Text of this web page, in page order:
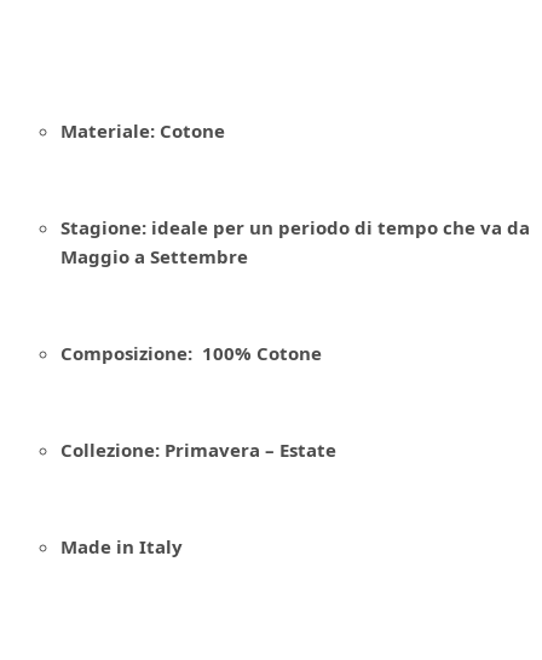
Materiale: Cotone
Stagione: ideale per un periodo di tempo che va da
Maggio a Settembre
Composizione: 100% Cotone
Collezione: Primavera – Estate
Made in Italy